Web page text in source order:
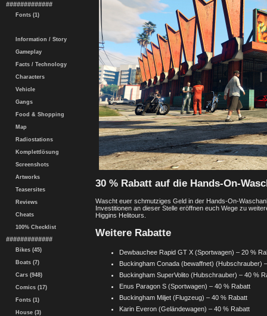
#############
Fonts (1)
Information / Story
Gameplay
Facts / Technology
Characters
Vehicle
Gangs
Food & Shopping
Map
Radiostations
Komplettlösung
Screenshots
Artworks
Teasersites
Reviews
Cheats
100% Checklist
#############
Bikes (45)
Boats (7)
Cars (948)
Comics (17)
Fonts (1)
House (3)
30 % Rabatt auf die Hands-On-
Wascht euer schmutziges Geld in der Hands-On-
Investitionen an dieser Stelle eröffnen euch Wege zu
Higgins Helitours.
Weitere Rabatte
Dewbauchee Rapid GT X (Sportwagen) – 20 %
Buckingham Conada (bewaffnet) (Hubschrauber)
Buckingham SuperVolito (Hubschrauber) – 40 %
Enus Paragon S (Sportwagen) – 40 % Rabatt
Buckingham Miljet (Flugzeug) – 40 % Rabatt
Karin Everon (Geländewagen) – 40 % Rabatt